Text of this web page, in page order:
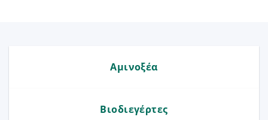
Αμινοξέα
Βιοδιεγέρτες